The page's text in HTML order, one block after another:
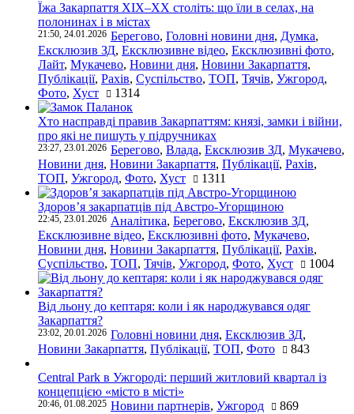
Їжа Закарпаття ХІХ–ХХ століть: що їли в селах, на
полонинах і в містах
21:50, 24.01.2026 Берегово, Головні новини дня, Думка,
Ексклюзив ЗД, Ексклюзивне відео, Ексклюзивні фото,
Лайт, Мукачево, Новини дня, Новини Закарпаття,
Публікації, Рахів, Суспільство, ТОП, Тячів, Ужгород,
Фото, Хуст 1314
Хто насправді правив Закарпаттям: князі, замки і війни,
про які не пишуть у підручниках
23:27, 23.01.2026 Берегово, Влада, Ексклюзив ЗД, Мукачево,
Новини дня, Новини Закарпаття, Публікації, Рахів,
ТОП, Ужгород, Фото, Хуст 1311
Здоров’я закарпатців під Австро-Угорщиною
22:45, 23.01.2026 Аналітика, Берегово, Ексклюзив ЗД,
Ексклюзивне відео, Ексклюзивні фото, Мукачево,
Новини дня, Новини Закарпаття, Публікації, Рахів,
Суспільство, ТОП, Тячів, Ужгород, Фото, Хуст 1004
Від льону до кептаря: коли і як народжувався одяг
Закарпаття?
23:02, 20.01.2026 Головні новини дня, Ексклюзив ЗД,
Новини Закарпаття, Публікації, ТОП, Фото 843
Central Park в Ужгороді: перший житловий квартал із
концепцією «місто в місті»
20:46, 01.08.2025 Новини партнерів, Ужгород 869